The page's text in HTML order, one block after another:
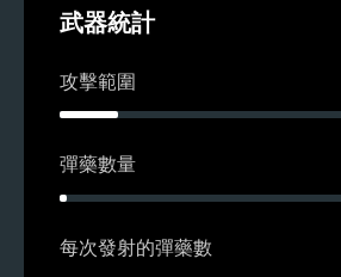
武器統計
攻擊範圍
彈藥數量
每次發射的彈藥數